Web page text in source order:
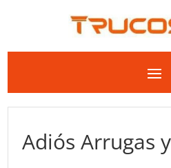
Adiós Arrugas